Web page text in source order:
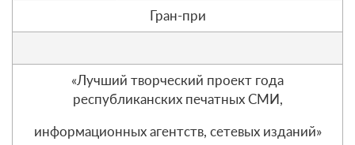
Гран-при
«Лучший творческий проект года
республиканских печатных СМИ,
информационных агентств, сетевых изданий»